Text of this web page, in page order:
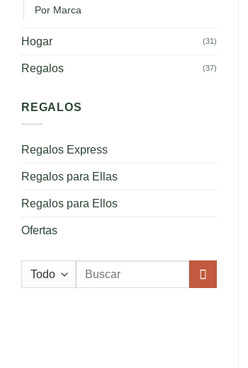
Por Marca
Hogar (31)
Regalos (37)
REGALOS
Regalos Express
Regalos para Ellas
Regalos para Ellos
Ofertas
Buscar